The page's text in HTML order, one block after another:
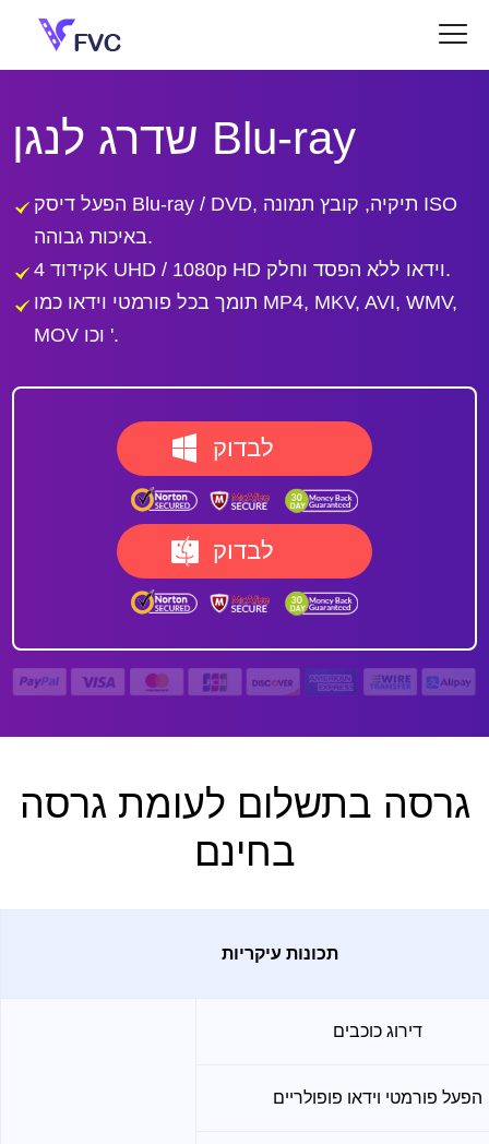
שדרג לנגן Blu-ray
הפעל דיסק Blu-ray / DVD, תיקיה, קובץ תמונה ISO
באיכות גבוהה.
קידוד 4K UHD / 1080p HD וידאו ללא הפסד וחלק.
תומך בכל פורמטי וידאו כמו MP4, MKV, AVI, WMV,
MOV וכו '.
לבדוק
לבדוק
גרסה בתשלום לעומת גרסה
בחינם
תכונות עיקריות
דירוג כוכבים
הפעל פורמטי וידאו פופולריים